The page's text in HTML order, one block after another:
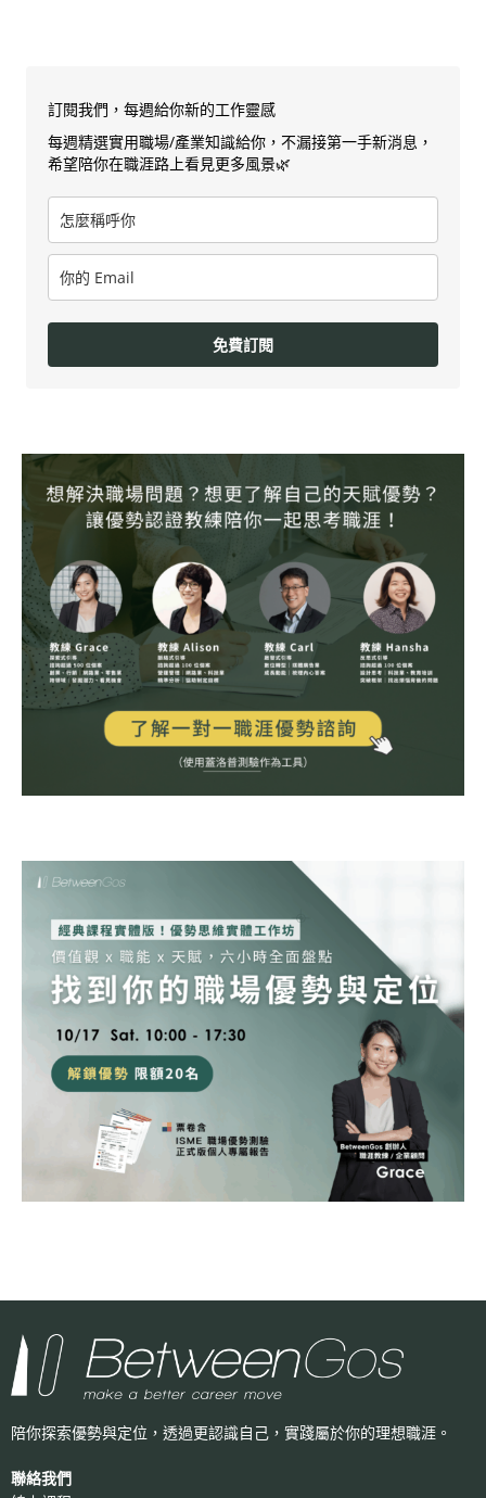
訂閱我們，每週給你新的工作靈感
每週精選實用職場/產業知識給你，不漏接第一手新消息，
希望陪你在職涯路上看見更多風景🌿
免費訂閱
陪你探索優勢與定位，透過更認識自己， 實踐屬於你的理想職涯。
聯絡我們